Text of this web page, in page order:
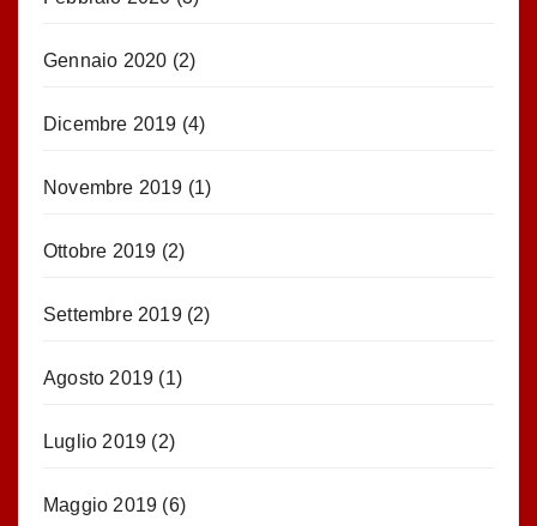
Gennaio 2020 (2)
Dicembre 2019 (4)
Novembre 2019 (1)
Ottobre 2019 (2)
Settembre 2019(2)
Agosto 2019 (1)
Luglio 2019 (2)
Maggio 2019 (6)